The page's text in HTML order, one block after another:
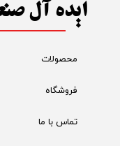
ایده آل
محصولات
فروشگاه
تماس با ما